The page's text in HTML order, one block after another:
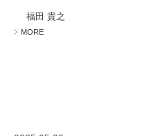
福田 貴之
MORE